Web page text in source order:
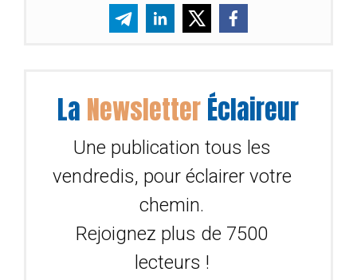
La NewsletterÉclaireur
Une publication tous les
vendredis, pour éclairer votre
chemin.
Rejoignez plus de 7500
lecteurs !